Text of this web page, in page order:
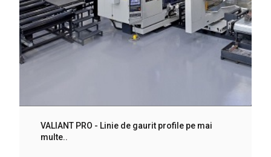
VALIANT PRO - Linie de gaurit profile pe mai
multe..